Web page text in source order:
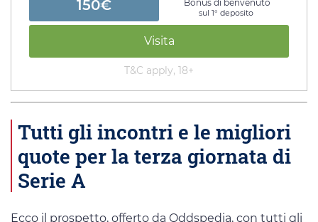
150€ Bonus di benvenuto
sul 1° deposito
Visita
T&C apply, 18+
Tutti gli incontri e le migliori
quote per la terza giornata di
Serie A
Ecco il prospetto, offerto da Oddspedia, con tutti gli